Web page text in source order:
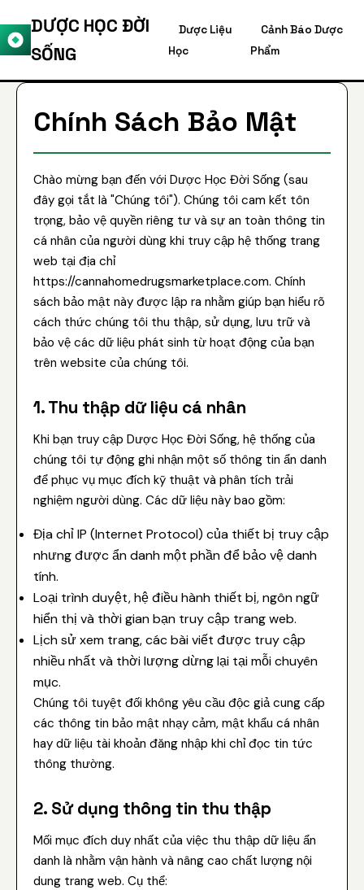
DƯỢC HỌC ĐỜI
SỐNG
Dược Liệu
Học
Cảnh Báo Dược
Phẩm
Chính Sách Bảo Mật
Chào mừng bạn đến với Dược Học Đời Sống (sau
đây gọi tắt là "Chúng tôi"). Chúng tôi cam kết tôn
trọng, bảo vệ quyền riêng tư và sự an toàn thông tin
cá nhân của người dùng khi truy cập hệ thống trang
web tại địa chỉ
https://cannahomedrugsmarketplace.com. Chính
sách bảo mật này được lập ra nhằm giúp bạn hiểu rõ
cách thức chúng tôi thu thập, sử dụng, lưu trữ và
bảo vệ các dữ liệu phát sinh từ hoạt động của bạn
trên website của chúng tôi.
1. Thu thập dữ liệu cá nhân
Khi bạn truy cập Dược Học Đời Sống, hệ thống của
chúng tôi tự động ghi nhận một số thông tin ẩn danh
để phục vụ mục đích kỹ thuật và phân tích trải
nghiệm người dùng. Các dữ liệu này bao gồm:
Địa chỉ IP (Internet Protocol) của thiết bị truy cập
nhưng được ẩn danh một phần để bảo vệ danh
tính.
Loại trình duyệt, hệ điều hành thiết bị, ngôn ngữ
hiển thị và thời gian bạn truy cập trang web.
Lịch sử xem trang, các bài viết được truy cập
nhiều nhất và thời lượng dừng lại tại mỗi chuyên
mục.
Chúng tôi tuyệt đối không yêu cầu độc giả cung cấp
các thông tin bảo mật nhạy cảm, mật khẩu cá nhân
hay dữ liệu tài khoản đăng nhập khi chỉ đọc tin tức
thông thường.
2. Sử dụng thông tin thu thập
Mối mục đích duy nhất của việc thu thập dữ liệu ẩn
danh là nhằm vận hành và nâng cao chất lượng nội
dung trang web. Cụ thể: